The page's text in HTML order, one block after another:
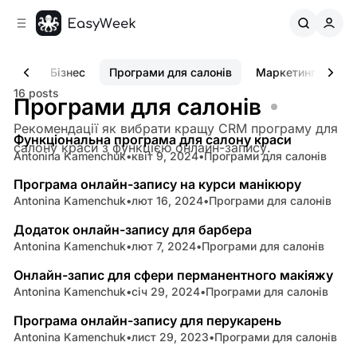
Бізнес Програми для салонів Маркетинг
16 posts
Програми для салонів
Рекомендації як вибрати кращу CRM програму для
салону краси з функцією онлайн-запису.
Posts
Функціональна програма для салону краси
Antonina Kamenchuk•квіт 9, 2024•Програми для салонів
2 min read
Програма онлайн-запису на курси манікюру
Antonina Kamenchuk•лют 16, 2024•Програми для салонів
3 min read
Додаток онлайн-запису для барбера
Antonina Kamenchuk•лют 7, 2024•Програми для салонів
4 min read
Онлайн-запис для сфери перманентного макіяжу
Antonina Kamenchuk•січ 29, 2024•Програми для салонів
3 min read
Програма онлайн-запису для перукарень
Antonina Kamenchuk•лист 29, 2023•Програми для салонів
3 min read